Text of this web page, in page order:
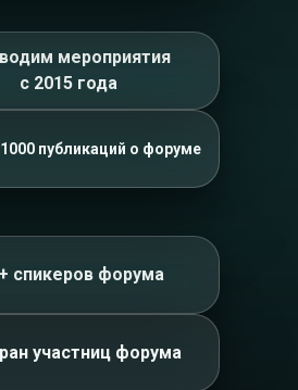
спикеров форума
участниц форума
мероприятия
с 2015 года
публикаций о форуме